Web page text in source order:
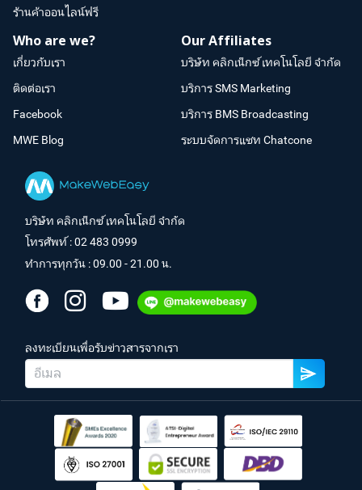
ร้านค้าออนไลน์ฟรี
Who are we?
เกี่ยวกับเรา
ติดต่อเรา
Facebook
MWE Blog
Our Affiliates
บริษัท คลิกเน็กซ์ เทคโนโลยี จำกัด
บริการ SMS Marketing
บริการ BMS Broadcasting
ระบบจัดการแชท Chatcone
บริษัท คลิกเน็กซ์ เทคโนโลยี จำกัด
โทรศัพท์ :02 483 0999
ทำการทุกวัน : 09.00 - 21.00 น.
ลงทะเบียนเพื่อรับข่าวสารจากเรา